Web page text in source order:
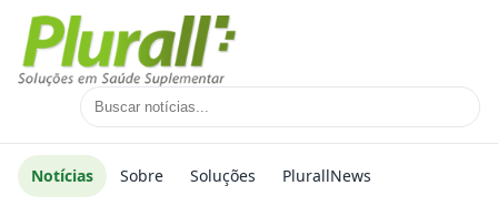
Notícias Sobre Soluções
PlurallNews